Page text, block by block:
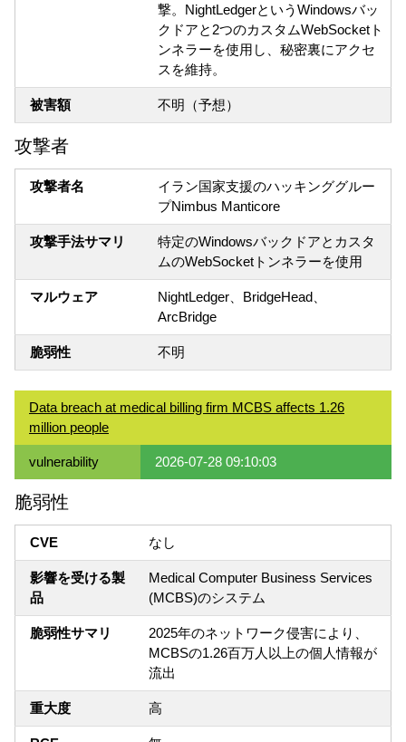
撃。NightLedgerというWindowsバッ
クドアと2つのカスタムWebSocketト
ンネラーを使用し、秘密裏にアクセ
スを維持。
被害額 不明（予想）
攻撃者
攻撃者名
イラン国家支援のハッキンググルー
プNimbus Manticore
攻撃手法サマリ
特定のWindowsバックドアとカスタ
ムのWebSocketトンネラーを使用
マルウェア
NightLedger、BridgeHead、
ArcBridge
脆弱性 不明
Data breach at medical billing firm MCBS affects 1.26
million people
vulnerability 2026-07-28 09:10:03
脆弱性
CVE なし
影響を受ける製
品
Medical Computer Business Services
(MCBS)のシステム
脆弱性サマリ
2025年のネットワーク侵害により、
MCBSの1.26百万人以上の個人情報が
流出
重大度 高